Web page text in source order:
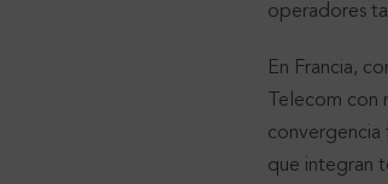
operadores
En Francia,
Telecom
convergencia
que integran